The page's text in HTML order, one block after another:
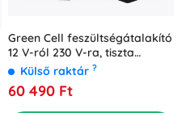
Green Cell feszültségátalakító
12 V-ról 230 V-ra, tiszta
szinusz 1000 W / 2000 W USB-
Külső raktár ?
60 490 Ft